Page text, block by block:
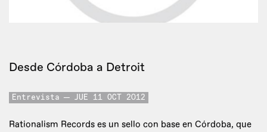
Desde Córdoba a Detroit
Entrevista JUE 11 OCT 2012
Rationalism Records es un sello con base en Córdoba, que